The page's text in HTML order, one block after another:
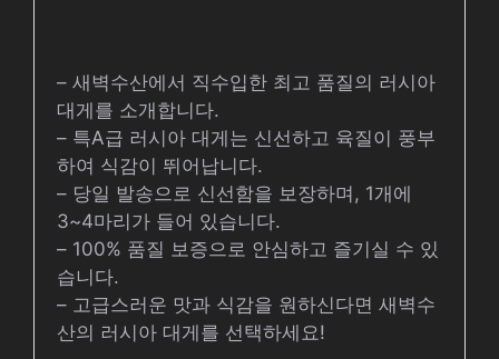
– 새벽수산에서 직수입한 최고 품질의 러시아
대게를 소개합니다.
– 특A급 러시아 대게는 신선하고 육질이 풍부
하여 식감이 뛰어납니다.
– 당일 발송으로 신선함을 보장하며, 1개에
3~4마리가 들어 있습니다.
– 100% 품질 보증으로 안심하고 즐기실 수 있
습니다.
– 고급스러운 맛과 식감을 원하신다면 새벽수
산의 러시아 대게를 선택하세요!